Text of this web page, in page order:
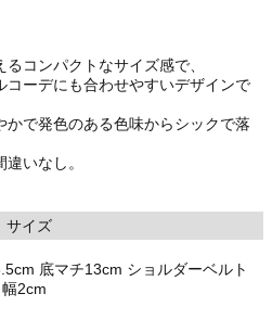
コンパクトなサイズ感で、
コーデにも合わせやすいデザインで
で発色のある色味からシックで落
いなし。
サイズ
底マチ13cm ショルダーベルト
2cm